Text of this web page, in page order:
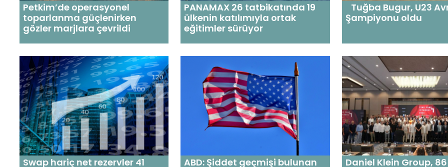
Petkim’de operasyonel
toparlanma güçlenirken
gözler marjlara çevrildi
PANAMAX 26 tatbikatında 19
ülkenin katılımıyla ortak
eğitimler sürüyor
Tuğba Bugur, U23
Şampiyonu oldu
Swap hariç net rezervler 41
ABD: Şiddet geçmişi bulunan
Daniel Klein Group,